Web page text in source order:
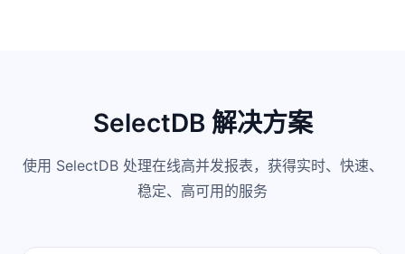
SelectDB 解决方案
使用 SelectDB 处理在线高并发报表，获得实时、快速、
稳定、高可用的服务